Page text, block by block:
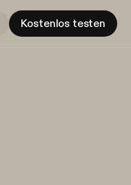
Kostenlos testen